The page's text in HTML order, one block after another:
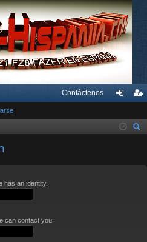
Contáctenos
nti ist
has an identity.
can contact you.